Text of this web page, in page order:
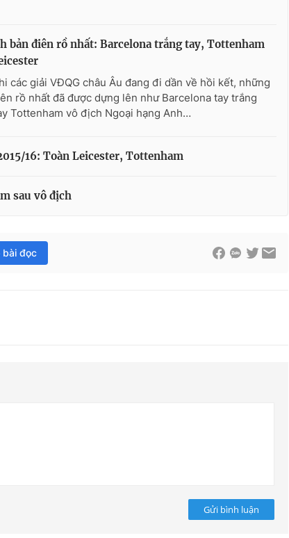
bản điên rồ nhất: Barcelona trắng tay, Tottenham
các giải VĐQG châu Âu đang đi dần về hồi kết, những
rồ nhất đã được dựng lên như Barcelona tay trắng
Tottenham vô địch Ngoại hạng Anh…
16: Toàn Leicester, Tottenham
sau vô địch
bài đọc
Gửi bình luận